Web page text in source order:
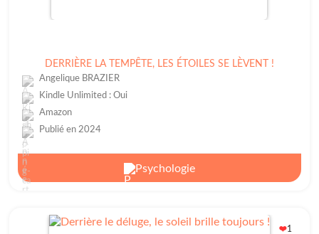
DERRIÈRE LA TEMPÊTE, LES ÉTOILES SE LÈVENT !
Angelique BRAZIER
Kindle Unlimited : Oui
Amazon
Publié en 2024
Psychologie
❤️1